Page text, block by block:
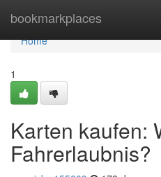
bookmarkplaces
Home
Home
1
Karten kaufen:
Fahrerlaubnis?